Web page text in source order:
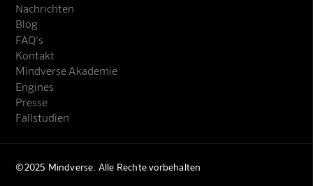
Online · KI-Assistent
Mindverse
Nachrichten
Blog
FAQ's
Kontakt
Mindverse Akademie
Engines
Presse
Fallstudien
©2025 Mindverse. Alle Rechte vorbehalten